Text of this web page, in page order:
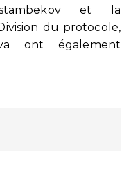
et la
du protocole,
ont également